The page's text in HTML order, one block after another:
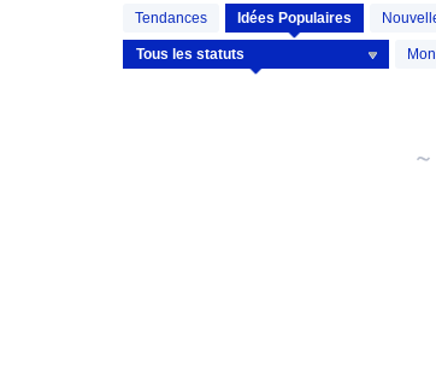
Tendances Idées Populaires
Aucun
résultat
d'idée
existant